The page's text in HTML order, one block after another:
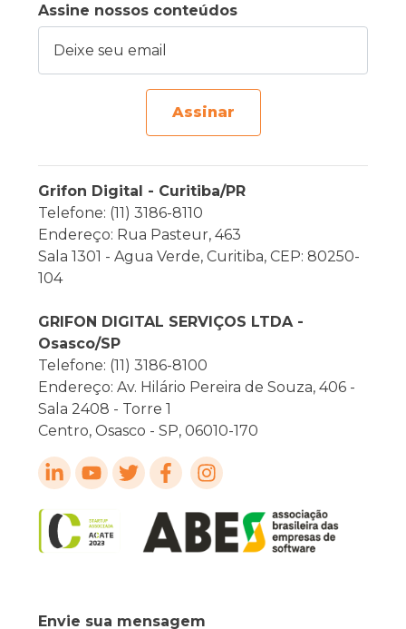
Assine nossos conteúdos
Assinar
Grifon Digital - Curitiba/PR
Telefone: (11) 3186-8110
Endereço: Rua Pasteur, 463
Sala 1301 - Agua Verde, Curitiba, CEP: 80250-
104
GRIFON DIGITAL SERVIÇOS LTDA -
Osasco/SP
Telefone: (11) 3186-8100
Endereço: Av. Hilário Pereira de Souza, 406 -
Sala 2408 - Torre 1
Centro, Osasco - SP, 06010-170
Envie sua mensagem